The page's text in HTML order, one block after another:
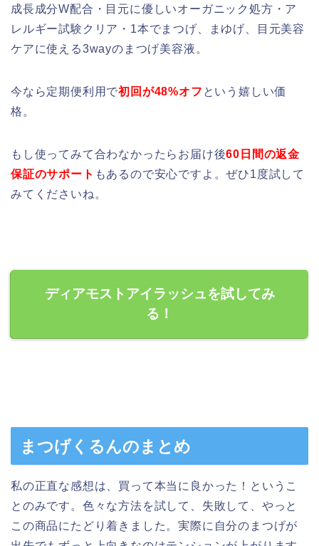
成長成分W配合・目元に優しいオーガニック処方・ア
レルギー試験クリア・1本でまつげ、まゆげ、目元美容
ケアに使える3wayのまつげ美容液。
今なら定期便利用で初回が48%オフ という嬉しい価
格。
もし使ってみて合わなかったらお届け後60日間の返金
保証のサポート もあるので安心ですよ。ぜひ1度試して
みてくださいね。
ディアモストアイラッシュを試してみ
る！
まつげくるんのまとめ
私の正直な感想は、買って本当に良かった！というこ
とのみです。色々な方法を試して、失敗して、やっと
この商品にたどり着きました。実際に自分のまつげが